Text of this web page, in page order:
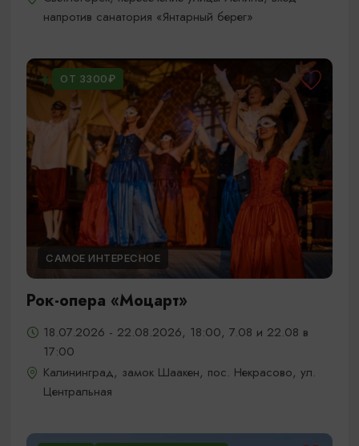
напротив санатория «Янтарный берег»
ОТ 3300₽
САМОЕ ИНТЕРЕСНОЕ
Рок-опера «Моцарт»
18.07.2026 - 22.08.2026, 18:00, 7.08 и 22.08 в
17:00
Калининград, замок Шаакен, пос. Некрасово, ул.
Центральная